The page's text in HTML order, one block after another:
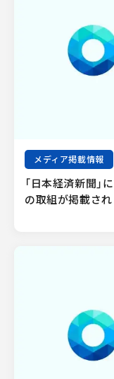
メディア掲載情報
「日本経済新聞
の取組が掲載さ